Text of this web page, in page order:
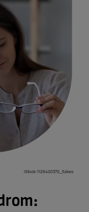
iStock-1126400370_fizkes